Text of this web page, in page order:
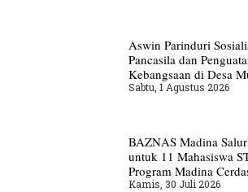
Aswin Parinduri
Pancasila dan
Kebangsaan di Desa
Sabtu, 1 Agustus 2026
BAZNAS Madina
untuk 11 Mahasiswa
Program Madina
Kamis, 30 Juli 2026